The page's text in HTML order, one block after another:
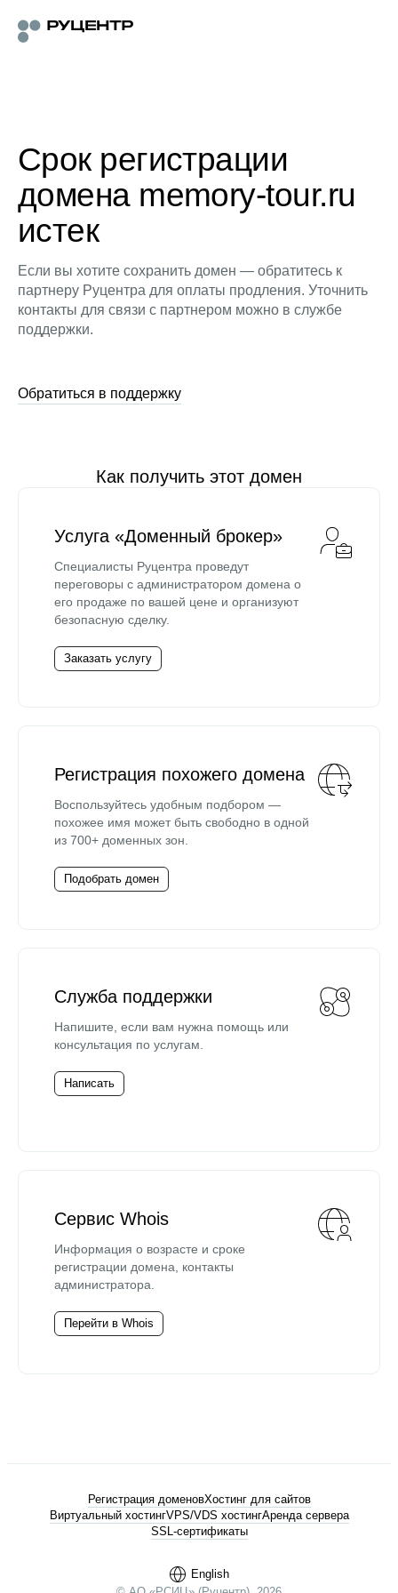
Срок регистрации
домена memory-tour.ru
истек
Если вы хотите сохранить домен — обратитесь к
партнеру Руцентра для оплаты продления. Уточнить
контакты для связи с партнером можно в службе
поддержки.
Обратиться в поддержку
Как получить этот домен
Услуга «Доменный брокер»
Специалисты Руцентра проведут
переговоры с администратором домена о
его продаже по вашей цене и организуют
безопасную сделку.
Заказать услугу
Регистрация похожего домена
Воспользуйтесь удобным подбором —
похожее имя может быть свободно в одной
из 700+ доменных зон.
Подобрать домен
Служба поддержки
Напишите, если вам нужна помощь или
консультация по услугам.
Написать
Сервис Whois
Информация о возрасте и сроке
регистрации домена, контакты
администратора.
Перейти в Whois
English
Регистрация доменовХостинг для сайтов
Виртуальный хостингVPS/VDS хостингАренда сервера
SSL-сертификаты